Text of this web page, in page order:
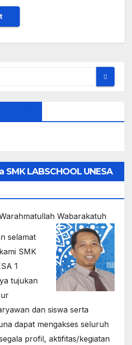
SMK LABSCHOOL UNESA
Wabarakatuh
selamat
SMK
1
tujukan
dan siswa serta
dapat mengakses seluruh
profil, aktifitas/kegiatan